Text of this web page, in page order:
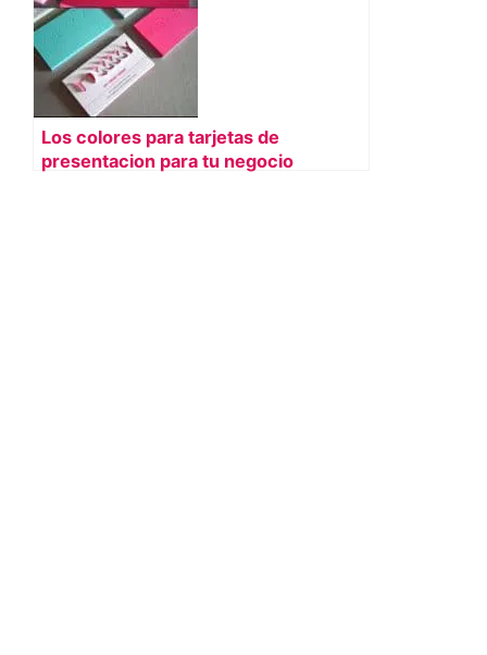
Los colores para tarjetas de
presentacion para tu negocio